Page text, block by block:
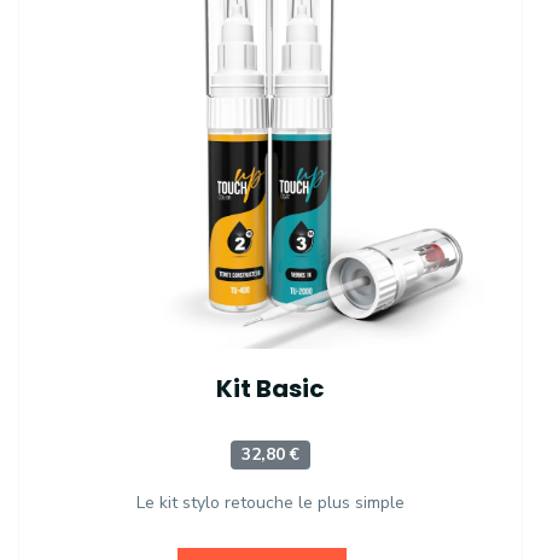
Kit Basic
32,80 €
Le kit stylo retouche le plus simple